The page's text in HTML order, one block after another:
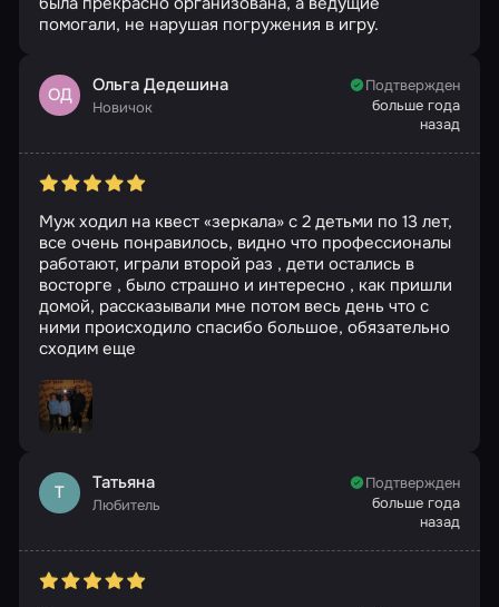
помогали, не нарушая погружения в игру.
ОД Ольга Дедешина
Новичок
Подтвержден
больше года
назад
Муж ходил на квест «зеркала» с 2 детьми по 13 лет,
все очень понравилось, видно что профессионалы
работают, играли второй раз , дети остались в
восторге , было страшно и интересно , как пришли
домой, рассказывали мне потом весь день что с
ними происходило спасибо большое, обязательно
сходим еще
Т Татьяна
Любитель
Подтвержден
больше года
назад